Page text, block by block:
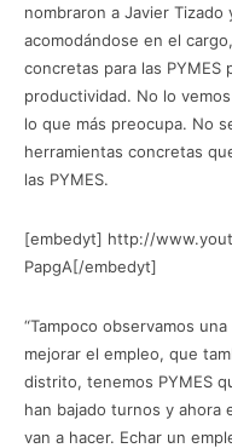
nombraron a Javier
acomodándose en el
concretas para las PYMES
productividad. No lo
lo que más preocupa. No
herramientas concretas
las PYMES.
[embedyt] http://
PapgA[/embedyt]
“Tampoco observamos
mejorar el empleo, que
distrito, tenemos PYMES
han bajado turnos y ahora
van a hacer. Echar un